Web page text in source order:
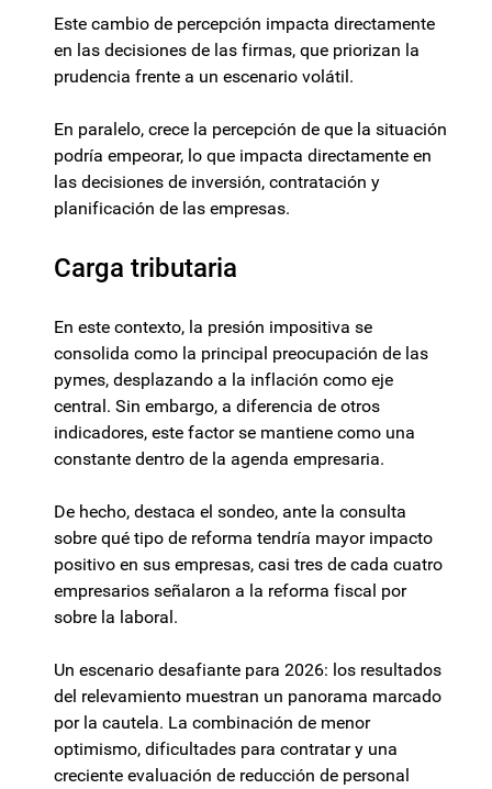
Este cambio de percepción impacta directamente
en las decisiones de las firmas, que priorizan la
prudencia frente a un escenario volátil.
En paralelo, crece la percepción de que la situación
podría empeorar, lo que impacta directamente en
las decisiones de inversión, contratación y
planificación de las empresas.
Carga tributaria
En este contexto, la presión impositiva se
consolida como la principal preocupación de las
pymes, desplazando a la inflación como eje
central. Sin embargo, a diferencia de otros
indicadores, este factor se mantiene como una
constante dentro de la agenda empresaria.
De hecho, destaca el sondeo, ante la consulta
sobre qué tipo de reforma tendría mayor impacto
positivo en sus empresas, casi tres de cada cuatro
empresarios señalaron a la reforma fiscal por
sobre la laboral.
Un escenario desafiante para 2026: los resultados
del relevamiento muestran un panorama marcado
por la cautela. La combinación de menor
optimismo, dificultades para contratar y una
creciente evaluación de reducción de personal